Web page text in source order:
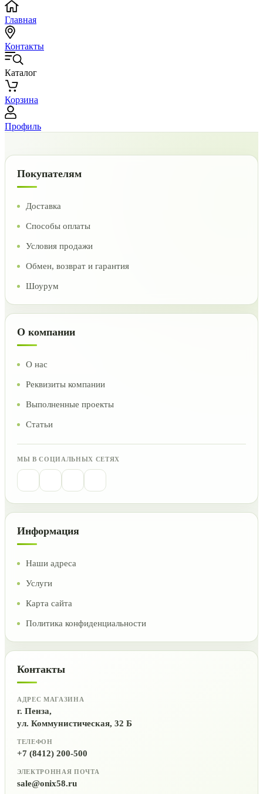
Главная
Контакты
Каталог
Корзина
Профиль
Покупателям
Доставка
Способы оплаты
Условия продажи
Обмен, возврат и гарантия
Шоурум
О компании
О нас
Реквизиты компании
Выполненные проекты
Статьи
МЫ В СОЦИАЛЬНЫХ СЕТЯХ
Информация
Наши адреса
Услуги
Карта сайта
Политика конфиденциальности
Контакты
АДРЕС МАГАЗИНА
г. Пенза,
ул. Коммунистическая, 32 Б
ТЕЛЕФОН
+7 (8412) 200-500
ЭЛЕКТРОННАЯ ПОЧТА
sale@onix58.ru